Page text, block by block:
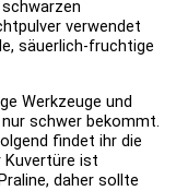
verwendet
säuerlich-fruchtige
Werkzeuge und
schwer bekommt.
findet ihr die
Kuvertüre ist
daher sollte